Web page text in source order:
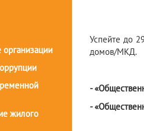
жилого
Успейте до
домов/МКД.
-
-